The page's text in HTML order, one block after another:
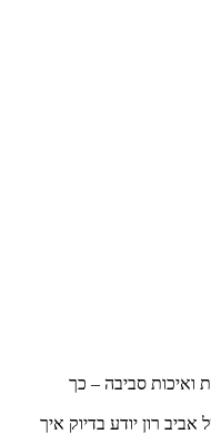
ואיכות סביבה – כך
רישיון עסק במהירות ובקלות. עם ניסיון של מעל 5 שנים בתחום, הצוות של אביב רון יודע בדיוק איך